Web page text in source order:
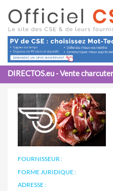
DIRECTOS.eu - Vente
FOURNISSEUR :
FORME JURIDIQUE :
ADRESSE :